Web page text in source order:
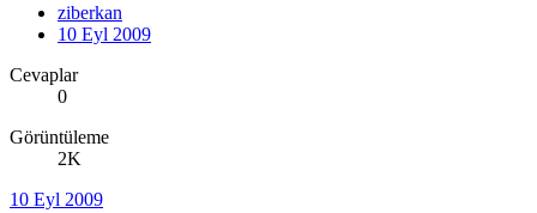
ziberkan
10 Eyl 2009
Cevaplar
0
Görüntüleme
2K
10 Eyl 2009